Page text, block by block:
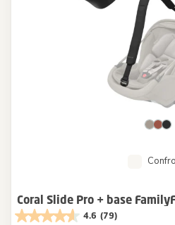
Coral Slide Pro + base
4.6 (79)